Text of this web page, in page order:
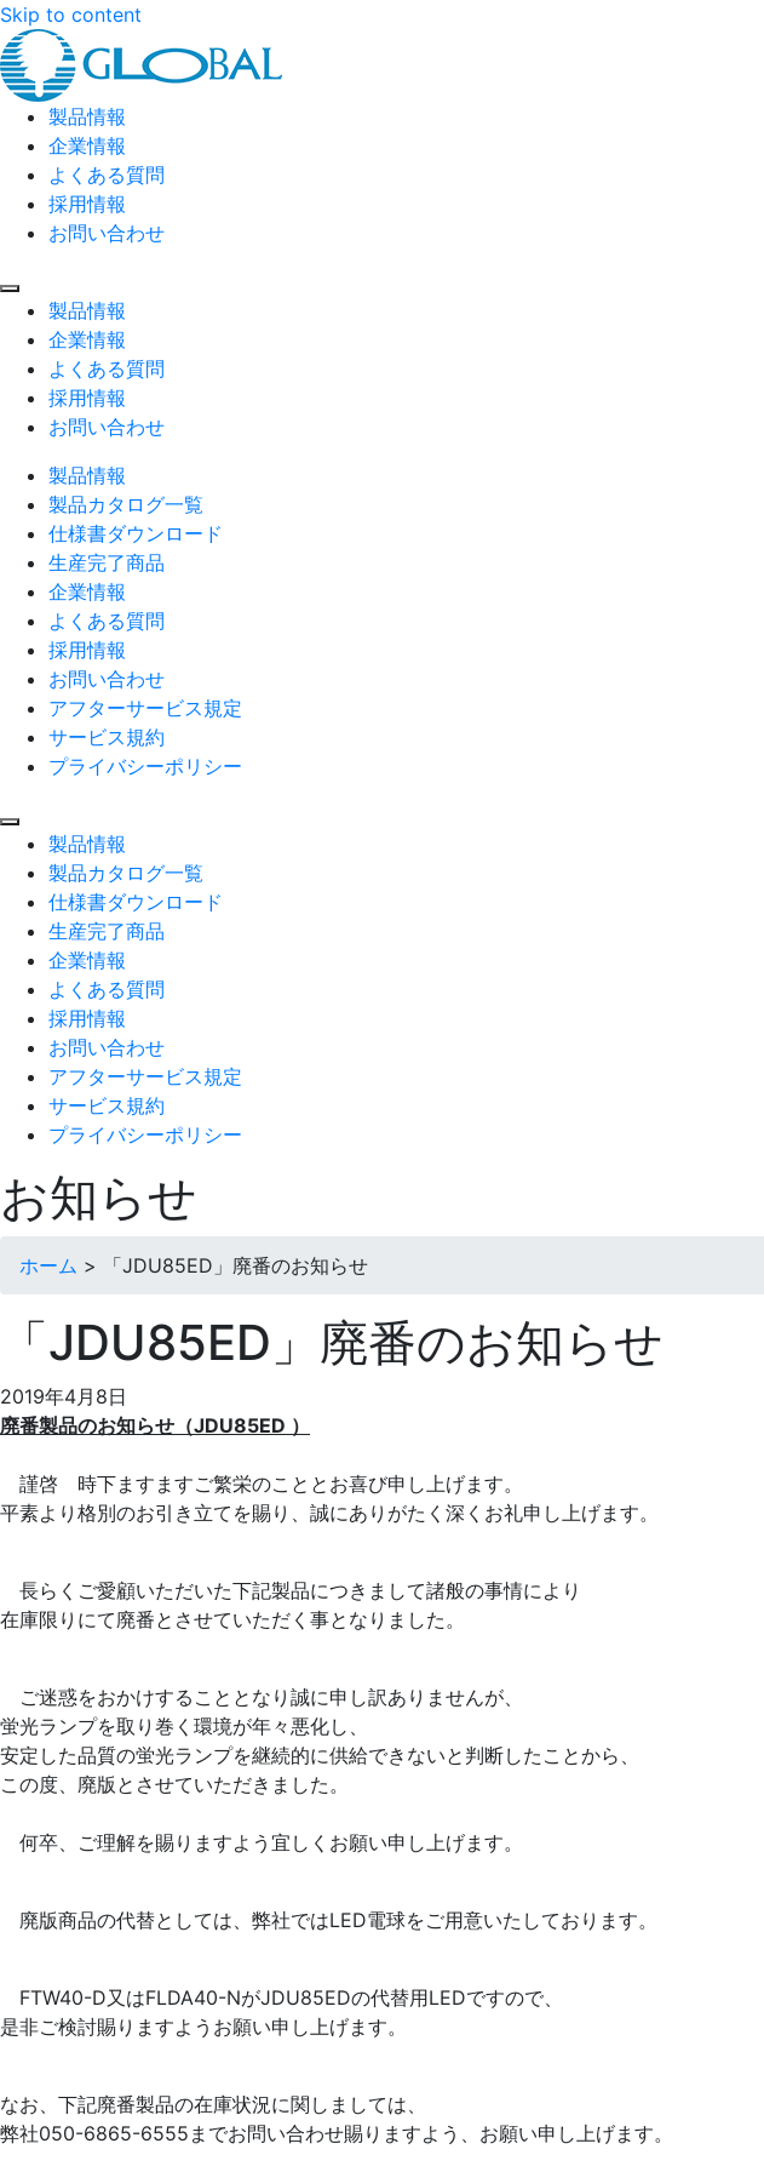
Skip to content
製品情報
企業情報
よくある質問
採用情報
お問い合わせ
製品情報
企業情報
よくある質問
採用情報
お問い合わせ
製品情報
製品カタログ一覧
仕様書ダウンロード
生産完了商品
企業情報
よくある質問
採用情報
お問い合わせ
アフターサービス規定
サービス規約
プライバシーポリシー
製品情報
製品カタログ一覧
仕様書ダウンロード
生産完了商品
企業情報
よくある質問
採用情報
お問い合わせ
アフターサービス規定
サービス規約
プライバシーポリシー
お知らせ
ホーム > 「JDU85ED」廃番のお知らせ
「JDU85ED」廃番のお知らせ
2019年4月8日
廃番製品のお知らせ（JDU85ED ）
謹啓 時下ますますご繁栄のこととお喜び申し上げます。
平素より格別のお引き立てを賜り、誠にありがたく深くお礼申し上げます。
長らくご愛顧いただいた下記製品につきまして諸般の事情により
在庫限りにて廃番とさせていただく事となりました。
ご迷惑をおかけすることとなり誠に申し訳ありませんが、
蛍光ランプを取り巻く環境が年々悪化し、
安定した品質の蛍光ランプを継続的に供給できないと判断したことから、
この度、廃版とさせていただきました。
何卒、ご理解を賜りますよう宜しくお願い申し上げます。
廃版商品の代替としては、弊社ではLED電球をご用意いたしております。
FTW40-D又はFLDA40-NがJDU85EDの代替用LEDですので、
是非ご検討賜りますようお願い申し上げます。
なお、下記廃番製品の在庫状況に関しましては、
弊社050-6865-6555までお問い合わせ賜りますよう、お願い申し上げます。